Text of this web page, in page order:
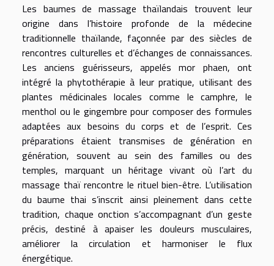
Les baumes de massage thaïlandais trouvent leur
origine dans l’histoire profonde de la médecine
traditionnelle thaïlande, façonnée par des siècles de
rencontres culturelles et d’échanges de connaissances.
Les anciens guérisseurs, appelés mor phaen, ont
intégré la phytothérapie à leur pratique, utilisant des
plantes médicinales locales comme le camphre, le
menthol ou le gingembre pour composer des formules
adaptées aux besoins du corps et de l’esprit. Ces
préparations étaient transmises de génération en
génération, souvent au sein des familles ou des
temples, marquant un héritage vivant où l’art du
massage thaï rencontre le rituel bien-être. L’utilisation
du baume thai s’inscrit ainsi pleinement dans cette
tradition, chaque onction s’accompagnant d’un geste
précis, destiné à apaiser les douleurs musculaires,
améliorer la circulation et harmoniser le flux
énergétique.